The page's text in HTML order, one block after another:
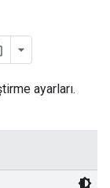
ayarları.